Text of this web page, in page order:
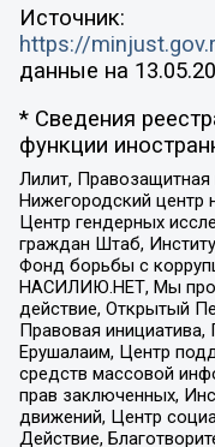
Источник:
https://
данные на
* Сведения
функции
Лилит,
Нижегородский центр
Центр гендерных
граждан Штаб,
Фонд борьбы с
НАСИЛИЮ.НЕТ, Мы
действие, Открытый
Правовая
Ерушалаим, Центр
средств массовой
прав заключенных,
движений, Центр
Действие,